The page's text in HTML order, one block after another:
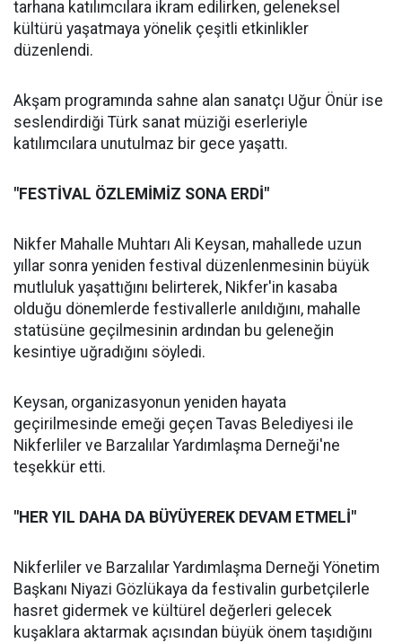
tarhana katılımcılara ikram edilirken, geleneksel
kültürü yaşatmaya yönelik çeşitli etkinlikler
düzenlendi.
Akşam programında sahne alan sanatçı Uğur Önür ise
seslendirdiği Türk sanat müziği eserleriyle
katılımcılara unutulmaz bir gece yaşattı.
"FESTİVAL ÖZLEMİMİZ SONA ERDİ"
Nikfer Mahalle Muhtarı Ali Keysan, mahallede uzun
yıllar sonra yeniden festival düzenlenmesinin büyük
mutluluk yaşattığını belirterek, Nikfer'in kasaba
olduğu dönemlerde festivallerle anıldığını, mahalle
statüsüne geçilmesinin ardından bu geleneğin
kesintiye uğradığını söyledi.
Keysan, organizasyonun yeniden hayata
geçirilmesinde emeği geçen Tavas Belediyesi ile
Nikferliler ve Barzalılar Yardımlaşma Derneği'ne
teşekkür etti.
"HER YIL DAHA DA BÜYÜYEREK DEVAM ETMELİ"
Nikferliler ve Barzalılar Yardımlaşma Derneği Yönetim
Başkanı Niyazi Gözlükaya da festivalin gurbetçilerle
hasret gidermek ve kültürel değerleri gelecek
kuşaklara aktarmak açısından büyük önem taşıdığını